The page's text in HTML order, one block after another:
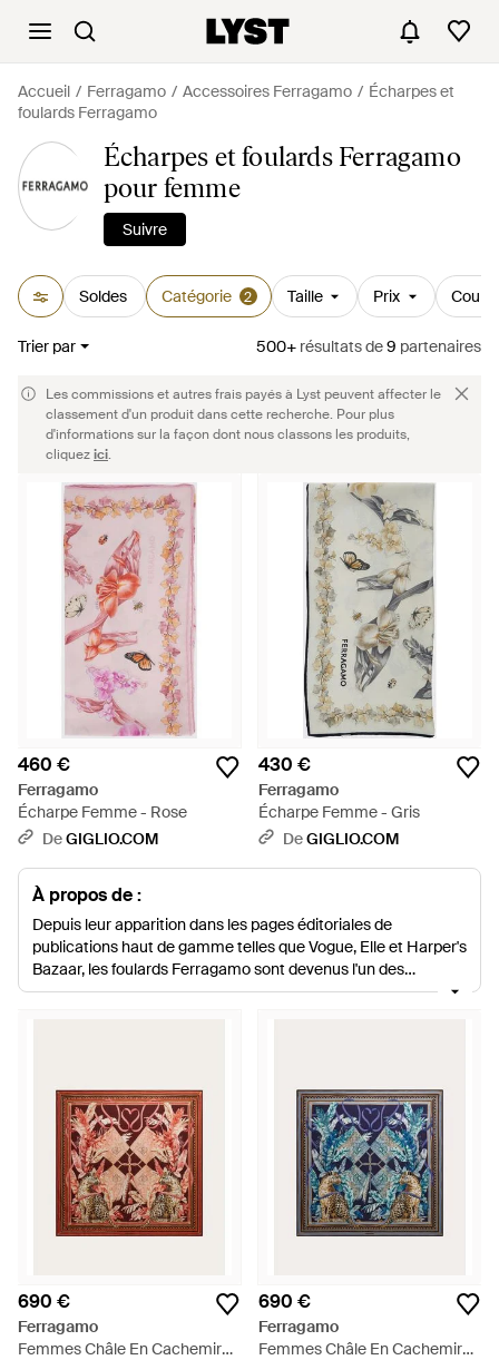
Accueil Ferragamo Accessoires Ferragamo
Écharpes et
foulards Ferragamo
Écharpes et foulards Ferragamo
pour femme
Suivre
Soldes Catégorie 2 Taille Prix
Trier par 500+ résultatsde9 partenaires
Les commissions et autres frais payés à Lyst peuvent affecter le
classement d'un produit dans cette recherche. Pour plus
d'informations sur la façon dont nous classons les produits,
cliquezici.
460 €
Ferragamo
Écharpe Femme - Rose
DeGIGLIO.COM
430 €
Ferragamo
Écharpe Femme - Gris
DeGIGLIO.COM
À propos de :
Depuis leur apparition dans les pages éditoriales de
publications haut de gamme telles que Vogue, Elle et Harper's
Bazaar, les foulards Ferragamo sont devenus l'un des
accessoires les plus convoités à ce jour. Aimées et louées par
ces foulards mettent en valeur l'amour du luxe et de
l'artisanat de qualité. Lorsque vous poursuivez la vaste
collection, vous êtes sûr d'en trouver une qui convient
parfaitement à votre personnalité et à votre esthétique.
690 €
Ferragamo
Femmes Châle En Cachemire
690 €
Ferragamo
Femmes Châle En Cachemire